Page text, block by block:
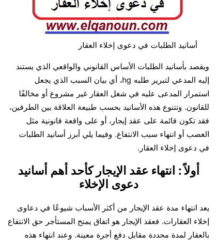
أسانيد الطلبات في دعوى إخلاء العقار
ويقصد بأسانيد الطلبات الأساس القانوني والواقعي الذي يستند
إليه المدعي لتبرير طلبه hg، أي بيان السبب الذي يجعل
استمرار المدعى عليه في شغل العقار غير مشروع أو مخالفًا
للقانون. وتتنوع هذه الأسانيد بحسب طبيعة العلاقة بين الطرفين،
فقد تكون قائمة على عقد إيجار، أو على واقعة قانونية مثل
الغصب أو انتهاء سبب الانتفاع. وفيما يلي أبرز أسانيد الطلبات
في دعوى إخلاء العقار.
أولاً : انتهاء عقد الإيجار كأحد أهم أسانيد
دعوى الإخلاء
يعد انتهاء مدة عقد الإيجار من أكثر الأسباب شيوعًا في دعاوى
إخلاء العقارات. فعقد الإيجار هو اتفاق يمنح المستأجر حق الانتفاع
بالعقار لمدة محددة مقابل دفع أجرة معينة. وعند انتهاء هذه